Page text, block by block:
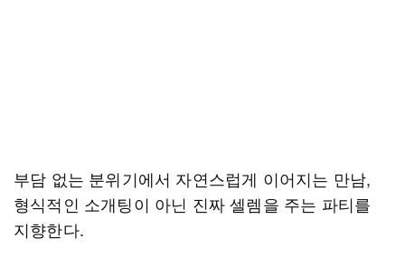
부담 없는 분위기에서 자연스럽게 이어지는 만남,
형식적인 소개팅이 아닌 진짜 셀렘을 주는 파티를
지향한다.